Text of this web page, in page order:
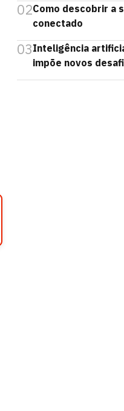
02Como descobrir a
conectado
03Inteligência
impõe novos